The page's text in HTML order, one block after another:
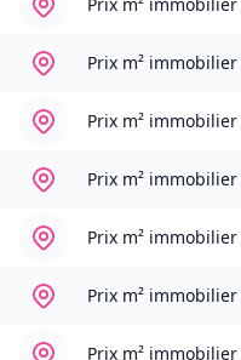
Prix m² immobilier
Prix m² immobilier
Prix m² immobilier
Prix m² immobilier
Prix m² immobilier
Prix m² immobilier
Prix m² immobilier